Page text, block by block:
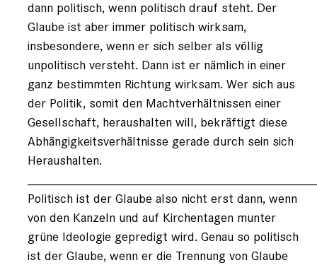
dann politisch, wenn politisch drauf steht. Der
Glaube ist aber immer politisch wirksam,
insbesondere, wenn er sich selber als völlig
unpolitisch versteht. Dann ist er nämlich in einer
ganz bestimmten Richtung wirksam. Wer sich aus
der Politik, somit den Machtverhältnissen einer
Gesellschaft, heraushalten will, bekräftigt diese
Abhängigkeitsverhältnisse gerade durch sein sich
Heraushalten.
Politisch ist der Glaube also nicht erst dann, wenn
von den Kanzeln und auf Kirchentagen munter
grüne Ideologie gepredigt wird. Genau so politisch
ist der Glaube, wenn er die Trennung von Glaube